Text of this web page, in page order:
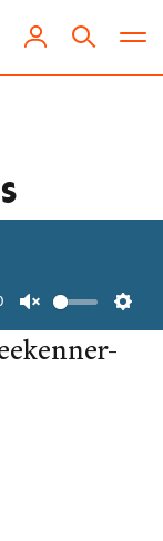
Unmute
und
im